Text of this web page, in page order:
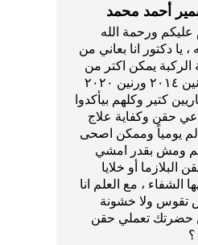
أحمد محمد
عليكم ورحمة الله
، يا دكتور انا بعاني من
يمكن اكتر من
10 سنين وعملت رنين ٢٠١٤ ورنين ٢٠٢٠
كتير وكلهم بيأكدوا
حقن وكفاية علاج
يومياً وممكن اصحى
ومش بقدر امشي
أو خلايا
الشفاء ، مع العلم انا
تقوس ولا خشونة
حضرتك تعملي حقن
؟